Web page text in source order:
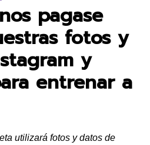
pagase
fotos y
y
entrenar a
utilizará fotos y datos de